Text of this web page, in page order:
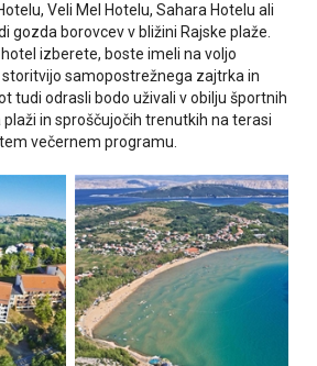
Veli Mel Hotelu, Sahara Hotelu ali
gozda borovcev v bližini Rajske plaže.
izberete, boste imeli na voljo
samopostrežnega zajtrka in
tudi odrasli bodo uživali v obilju športnih
in sproščujočih trenutkih na terasi
večernem programu.